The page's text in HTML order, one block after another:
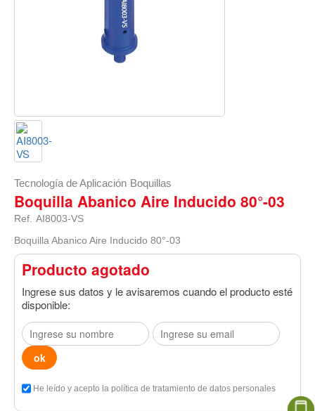
Tecnología de Aplicación Boquillas
Boquilla Abanico Aire Inducido 80°-03
Ref. AI8003-VS
Boquilla Abanico Aire Inducido 80°-03
Producto agotado
Ingrese sus datos y le avisaremos cuando el producto esté
disponible:
He leído y acepto la política de tratamiento de datos personales